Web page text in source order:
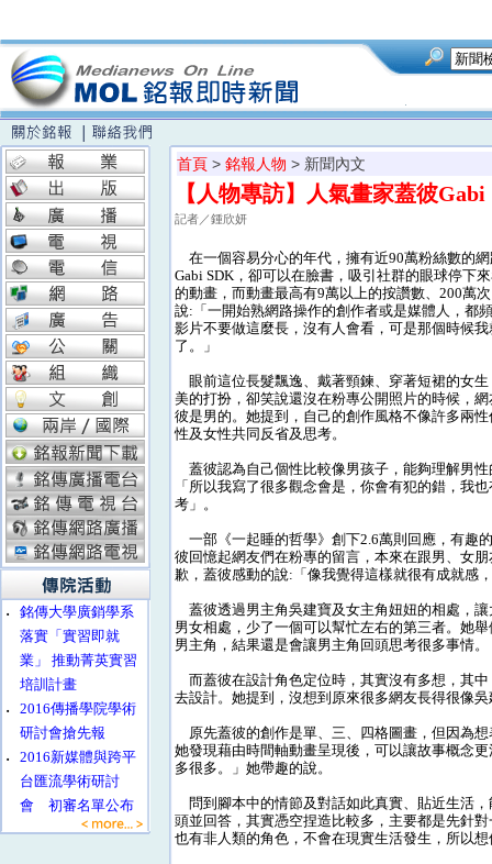
‧
銘傳大學廣銷學系
落實「實習即就
業」 推動菁英實習
培訓計畫
‧
2016傳播學院學術
研討會搶先報
‧
2016新媒體與跨平
台匯流學術研討
會 初審名單公布
首頁 > 銘報人物 > 新聞內文
【人物專訪】人氣畫家蓋彼
記者／鍾欣妍
在一個容易分心的年代，擁有近90萬粉絲數的
Gabi SDK，卻可以在臉書，吸引社群的眼球停下
的動畫，而動畫最高有9萬以上的按讚數、200萬
說:「一開始熟網路操作的創作者或是媒體人，都
影片不要做這麼長，沒有人會看，可是那個時候
了。」
眼前這位長髮飄逸、戴著頸鍊、穿著短裙的女
美的打扮，卻笑說還沒在粉專公開照片的時候，
彼是男的。她提到，自己的創作風格不像許多兩
性及女性共同反省及思考。
蓋彼認為自己個性比較像男孩子，能夠理解男
「所以我寫了很多觀念會是，你會有犯的錯，我
考」。
一部《一起睡的哲學》創下2.6萬則回應，有趣
彼回憶起網友們在粉專的留言，本來在跟男、女
歉，蓋彼感動的說:「像我覺得這樣就很有成就感
蓋彼透過男主角吳建寶及女主角妞妞的相處，
男女相處，少了一個可以幫忙左右的第三者。她
男主角，結果還是會讓男主角回頭思考很多事情。
而蓋彼在設計角色定位時，其實沒有多想，其
去設計。她提到，沒想到原來很多網友長得很像
原先蓋彼的創作是單、三、四格圖畫，但因為
她發現藉由時間軸動畫呈現後，可以讓故事概念
多很多。」她帶趣的說。
問到腳本中的情節及對話如此真實、貼近生活
頭並回答，其實憑空捏造比較多，主要都是先針
也有非人類的角色，不會在現實生活發生，所以